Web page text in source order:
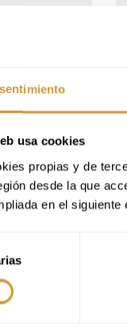
usa cookies
propias y de
desde la que
en el siguiente
ONLINE